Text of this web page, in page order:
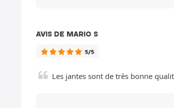
AVIS DE MARIO S
5/5
Les jantes sont de très bonne